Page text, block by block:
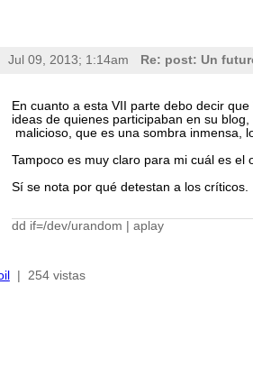
Jul 09, 2013; 1:14am Re: post: Un
En cuanto a esta VII parte debo decir
ideas de quienes participaban en su
malicioso, que es una sombra inmensa,
Tampoco es muy claro para mi cuál es
Sí se nota por qué detestan a los críticos.
dd if=/dev/urandom | aplay
254 vistas